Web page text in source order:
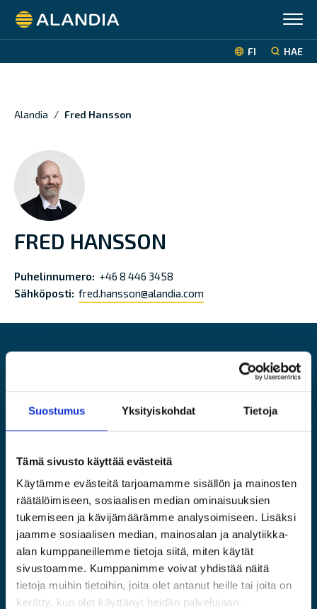
Suostumus Yksityiskohdat Tietoja
Tämä sivusto käyttää evästeitä
Käytämme evästeitä tarjoamamme sisällön ja mainosten
räätälöimiseen, sosiaalisen median ominaisuuksien
tukemiseen ja kävijämäärämme analysoimiseen. Lisäksi
jaamme sosiaalisen median, mainosalan ja analytiikka-
alan kumppaneillemme tietoja siitä, miten käytät
sivustoamme. Kumppanimme voivat yhdistää näitä
tietoja muihin tietoihin, joita olet antanut heille tai joita on
kerätty, kun olet käyttänyt heidän palvelujaan.
Alandia
FI HAE
Alandia / Fred Hansson
FRED HANSSON
Puhelinnumero: +46 8 446 3458
Sähköposti: fred.hansson@alandia.com
VAKUUTUKSET
P&I
Kuljetusvakuutus
Venevakuutukset
Vahinkopalvelu
Vahingontorjunta
ALANDIASTA
Tule meille töihin
Media
Vastuullisuus
Oikeudellinen tiedote
Yhteystiedot
SIVUSTOMME
Båtförsäkring Sverige